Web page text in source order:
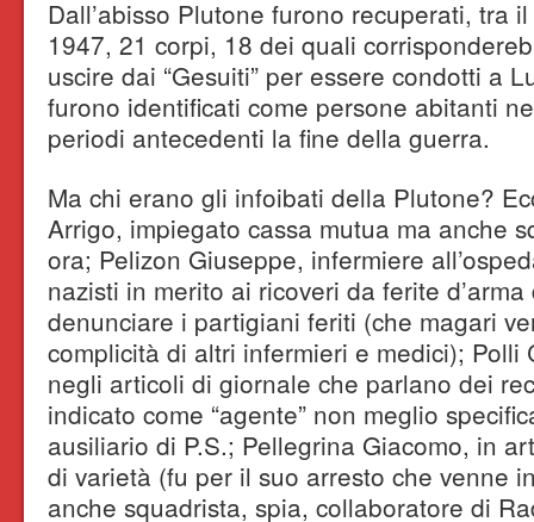
Dall’abisso Plutone furono recuperati, tra
1947, 21 corpi, 18 dei quali
uscire dai “Gesuiti” per essere condotti a
furono identificati come persone abitanti
periodi antecedenti la fine della guerra.
Ma chi erano gli infoibati della Plutone?
Arrigo, impiegato cassa mutua ma anche
ora; Pelizon Giuseppe, infermiere
nazisti in merito ai ricoveri da ferite
denunciare i partigiani feriti (che magari
complicità di altri infermieri e medici); Polli
negli articoli di giornale che parlano dei
indicato come “agente” non meglio
ausiliario di P.S.; Pellegrina Giacomo, in
di varietà (fu per il suo arresto che venne
anche squadrista, spia, collaboratore di